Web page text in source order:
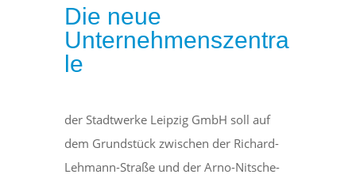
Die neue
Unternehmenszentra
le
der Stadtwerke Leipzig GmbH soll auf
dem Grundstück zwischen der Richard-
Lehmann-Straße und der Arno-Nitsche-